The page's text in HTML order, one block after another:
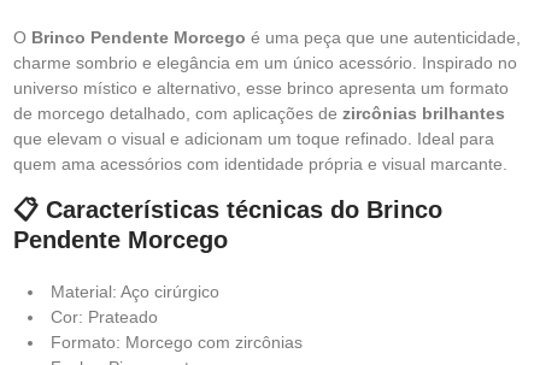
O Brinco Pendente Morcego é uma peça que une autenticidade,
charme sombrio e elegância em um único acessório. Inspirado no
universo místico e alternativo, esse brinco apresenta um formato
de morcego detalhado, com aplicações de zircônias brilhantes
que elevam o visual e adicionam um toque refinado. Ideal para
quem ama acessórios com identidade própria e visual marcante.
📋 Características técnicas do Brinco
Pendente Morcego
Material: Aço cirúrgico
Cor: Prateado
Formato: Morcego com zircônias